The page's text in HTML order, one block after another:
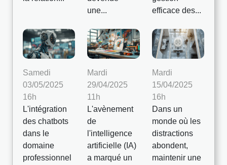
une...
efficace des...
Samedi
03/05/2025
16h
L'intégration
des chatbots
dans le
domaine
professionnel
Mardi
29/04/2025
11h
L'avènement
de
l'intelligence
artificielle (IA)
a marqué un
Mardi
15/04/2025
16h
Dans un
monde où les
distractions
abondent,
maintenir une